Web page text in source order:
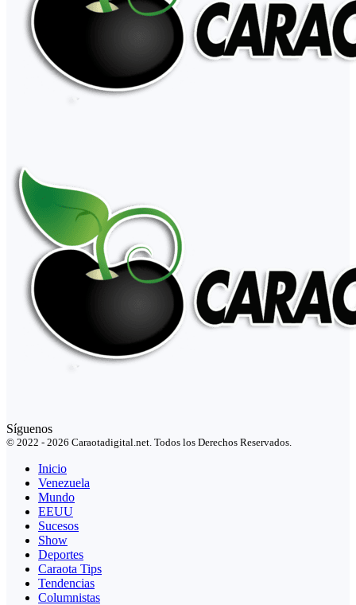
Síguenos
© 2022 - 2026 Caraotadigital.net. Todos los Derechos Reservados.
Inicio
Venezuela
Mundo
EEUU
Sucesos
Show
Deportes
Caraota Tips
Tendencias
Columnistas